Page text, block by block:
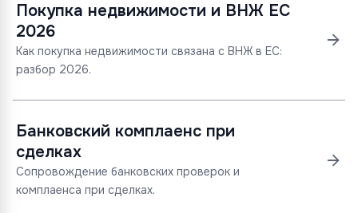
Покупка недвижимости и ВНЖ ЕС
2026
Как покупка недвижимости связана с ВНЖ в ЕС:
разбор 2026.
Банковский комплаенс при
сделках
Сопровождение банковских проверок и
комплаенса при сделках.